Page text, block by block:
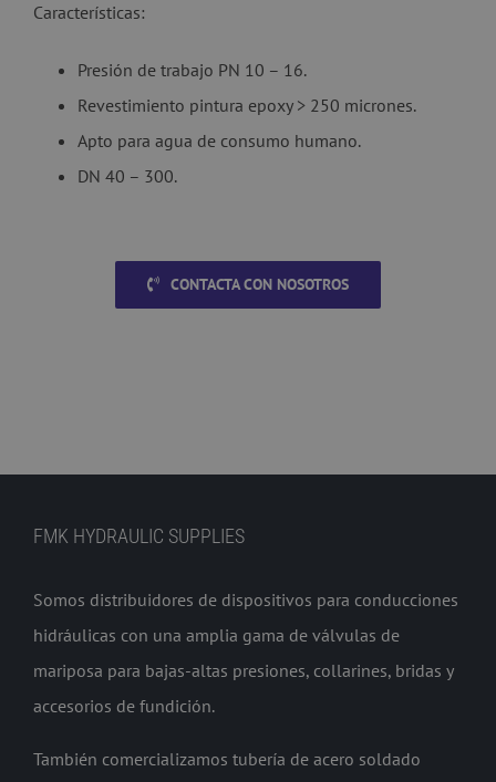
Características:
Presión de trabajo PN 10 – 16.
Revestimiento pintura epoxy > 250 micrones.
Apto para agua de consumo humano.
DN 40 – 300.
CONTACTA CON NOSOTROS
FMK HYDRAULIC SUPPLIES
Somos distribuidores de dispositivos para conducciones
hidráulicas con una amplia gama de válvulas de
mariposa para bajas-altas presiones, collarines, bridas y
accesorios de fundición.
También comercializamos tubería de acero soldado